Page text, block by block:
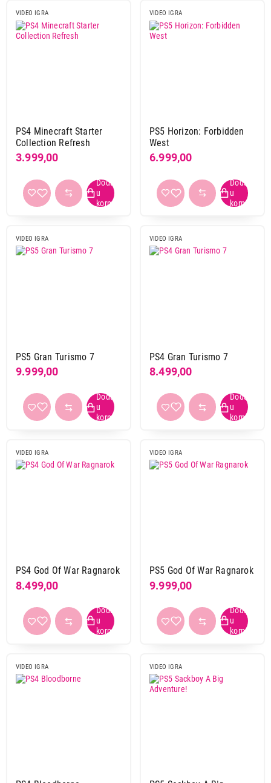
VIDEO IGRA
PS4 Minecraft Starter
Collection Refresh
3.999,00
VIDEO IGRA
PS5 Horizon: Forbidden
West
6.999,00
VIDEO IGRA
PS5 Gran Turismo 7
9.999,00
VIDEO IGRA
PS4 Gran Turismo 7
8.499,00
VIDEO IGRA
PS4 God Of War Ragnarok
8.499,00
VIDEO IGRA
PS5 God Of War Ragnarok
9.999,00
VIDEO IGRA VIDEO IGRA